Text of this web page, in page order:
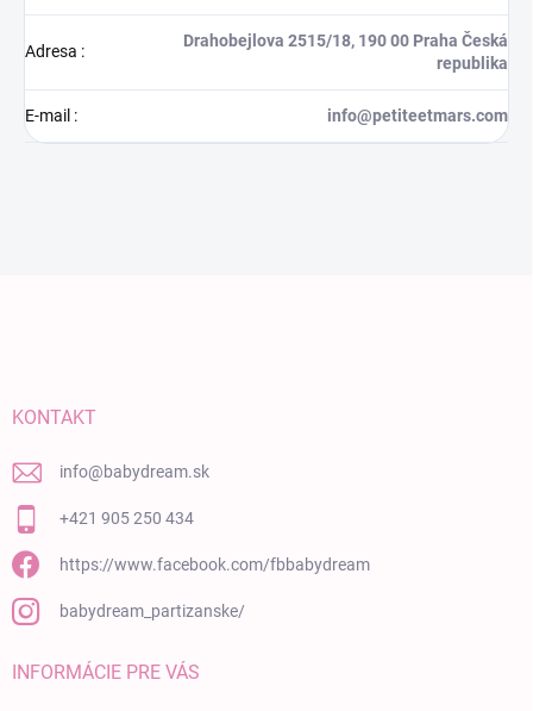
Adresa :
Drahobejlova 2515/18, 190 00 Praha Česká
republika
E-mail : info@petiteetmars.com
KONTAKT
info@babydream.sk
+421 905 250 434
https://www.facebook.com/fbbabydream
babydream_partizanske/
INFORMÁCIE PRE VÁS